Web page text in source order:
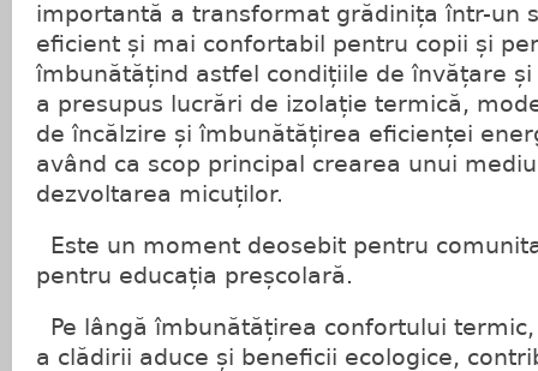
importantă a transformat grădinița într-un
eficient și mai confortabil pentru copii și
îmbunătățind astfel condițiile de învățare
a presupus lucrări de izolație termică,
de încălzire și îmbunătățirea eficienței
având ca scop principal crearea unui
dezvoltarea micuților.
Este un moment deosebit pentru
pentru educația preșcolară.
Pe lângă îmbunătățirea confortului
a clădirii aduce și beneficii ecologice,